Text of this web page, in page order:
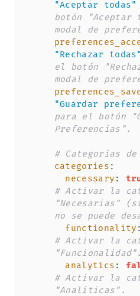
"Aceptar todas"
botón "Aceptar
modal de
"Rechazar todas"
el botón
modal de
"Guardar
para el botón
Preferencias".
# Categorías de
categories :
necessary :
# Activar la
"Necesarias"
no se puede
functionality :
# Activar la
"Funcionalidad".
analytics :
# Activar la
"Analíticas".